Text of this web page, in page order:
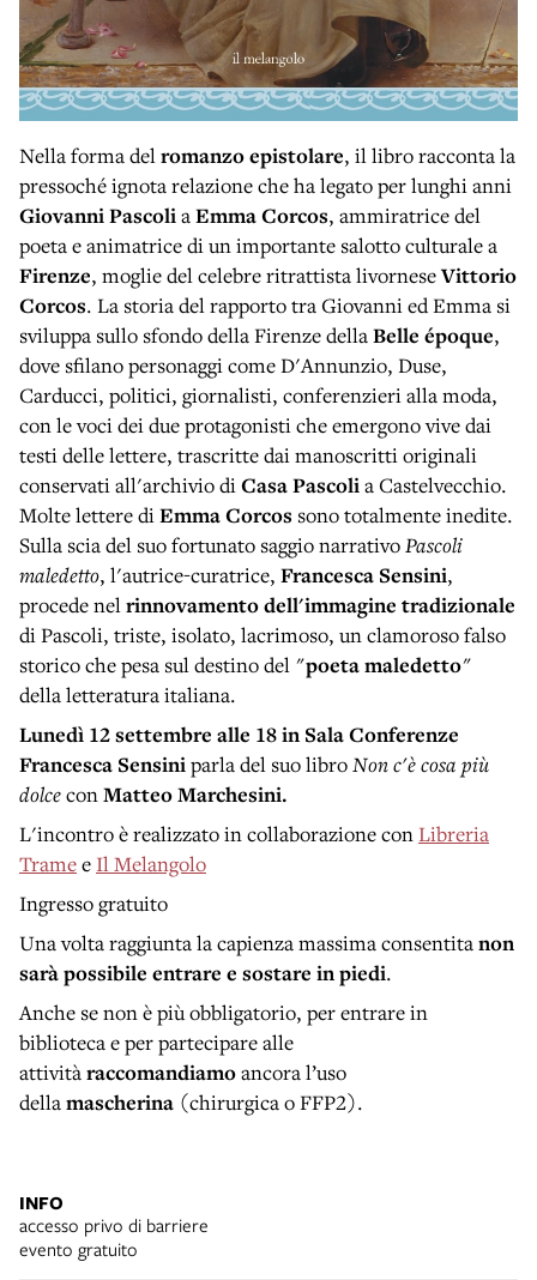
Nella forma delromanzo epistolare, il libro racconta la
pressoché ignota relazione che ha legato per lunghi anni
Giovanni PascoliaEmma Corcos, ammiratrice del
poeta e animatrice di un importante salotto culturale a
Firenze, moglie del celebre ritrattista livorneseVittorio
Corcos. La storia del rapporto tra Giovanni ed Emma si
sviluppa sullo sfondo della Firenze dellaBelle époque,
dove sfilano personaggi come D'Annunzio, Duse,
Carducci, politici, giornalisti, conferenzieri alla moda,
con le voci dei due protagonisti che emergono vive dai
testi delle lettere, trascritte dai manoscritti originali
conservati all'archivio diCasa Pascolia Castelvecchio.
Molte lettere diEmma Corcos sono totalmente inedite.
Sulla scia del suo fortunato saggio narrativoPascoli
maledetto, l'autrice-curatrice, Francesca Sensini,
procede nelrinnovamento dell'immagine tradizionale
di Pascoli, triste, isolato, lacrimoso, un clamoroso falso
storico che pesa sul destino del "poeta maledetto"
della letteratura italiana.
Lunedì 12 settembre alle 18 in Sala Conferenze
Francesca Sensiniparla del suo libroNon c'è cosa più
dolceconMatteo Marchesini.
L'incontro è realizzato in collaborazione conLibreria
Tramee Il Melangolo
Ingresso gratuito
Una volta raggiunta la capienza massima consentitanon
sarà possibile entrare e sostare in piedi.
Anche se non è più obbligatorio, per entrare in
biblioteca e per partecipare alle
attivitàraccomandiamoancora l’uso
dellamascherina (chirurgica o FFP2).
INFO
accesso privo di barriere
evento gratuito